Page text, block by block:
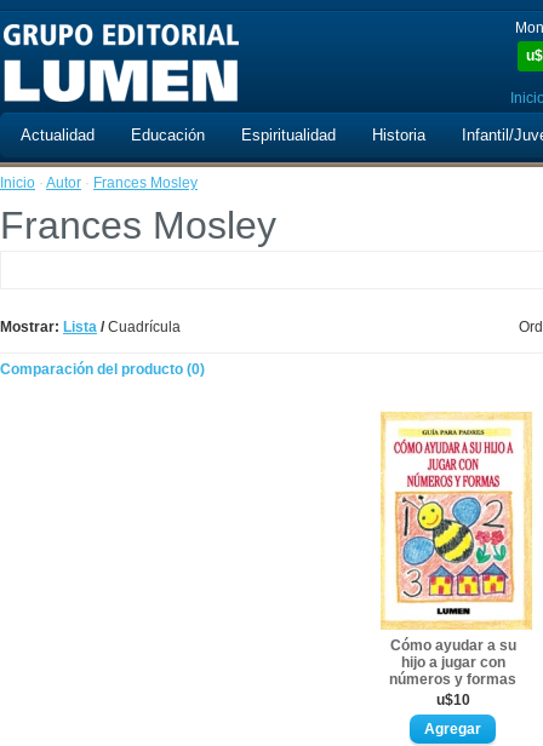
u$
Actualidad Educación Espiritualidad Historia Infantil/
Inicio · Autor · Frances Mosley
Frances Mosley
Mostrar: Lista /Cuadrícula
Comparación del producto (0)
Cómo ayudar a su
hijo a jugar con
números y formas
u$10